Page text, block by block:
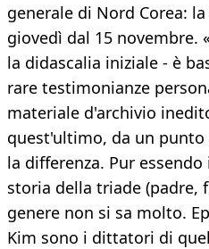
generale di Nord Corea:
giovedì dal 15 novembre.
la didascalia iniziale - è
rare testimonianze
materiale d'archivio
quest'ultimo, da un
la differenza. Pur
storia della triade (padre,
genere non si sa molto.
Kim sono i dittatori di